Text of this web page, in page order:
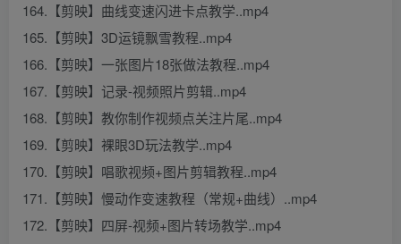
164.【剪映】曲线变速闪进卡点教学..mp4
165.【剪映】3D运镜飘雪教程..mp4
166.【剪映】一张图片18张做法教程..mp4
167.【剪映】记录-视频照片剪辑..mp4
168.【剪映】教你制作视频点关注片尾..mp4
169.【剪映】裸眼3D玩法教学..mp4
170.【剪映】唱歌视频+图片剪辑教程..mp4
171.【剪映】慢动作变速教程（常规+曲线）..mp4
172.【剪映】四屏-视频+图片转场教学..mp4